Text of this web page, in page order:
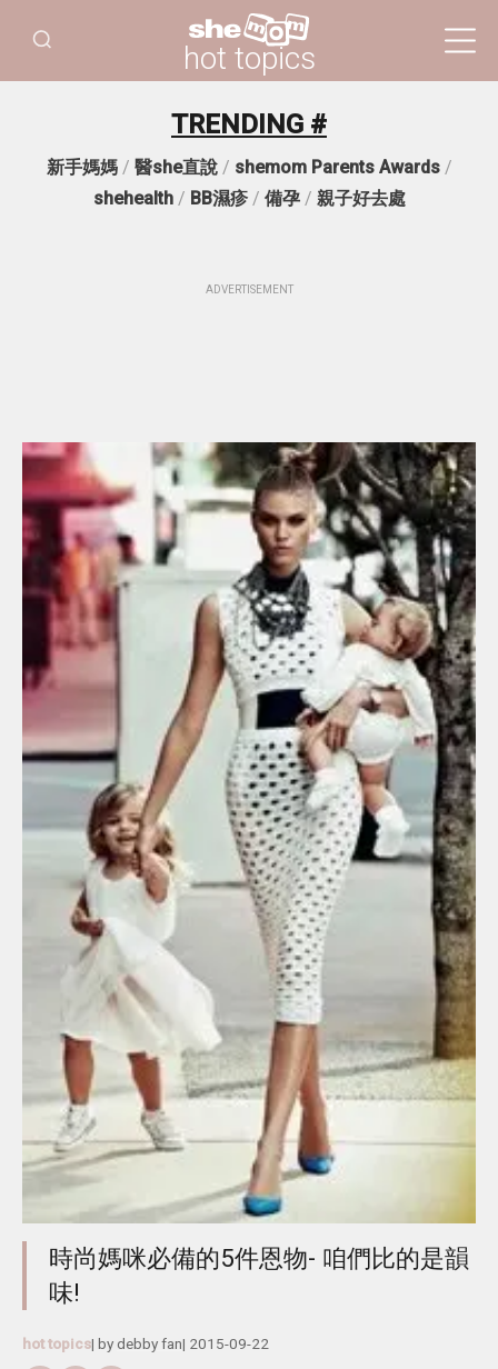
hot topics
TRENDING #
新手媽媽/ 醫she直說/ shemom Parents Awards/
shehealth/ BB濕疹/ 備孕/ 親子好去處
ADVERTISEMENT
時尚媽咪必備的5件恩物- 咱們比的是韻
味!
hot topics| bydebby fan| 2015-09-22